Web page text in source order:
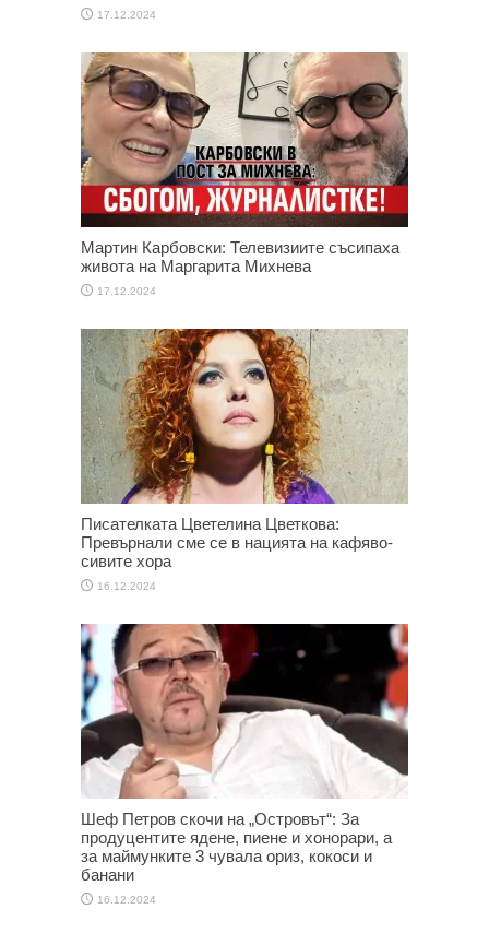
17.12.2024
Мартин Карбовски: Телевизиите съсипаха
живота на Маргарита Михнева
17.12.2024
Писателката Цветелина Цветкова:
Превърнали сме се в нацията на кафяво-
сивите хора
16.12.2024
Шеф Петров скочи на „Островът“: За
продуцентите ядене, пиене и хонорари, а
за маймунките 3 чувала ориз, кокоси и
банани
16.12.2024